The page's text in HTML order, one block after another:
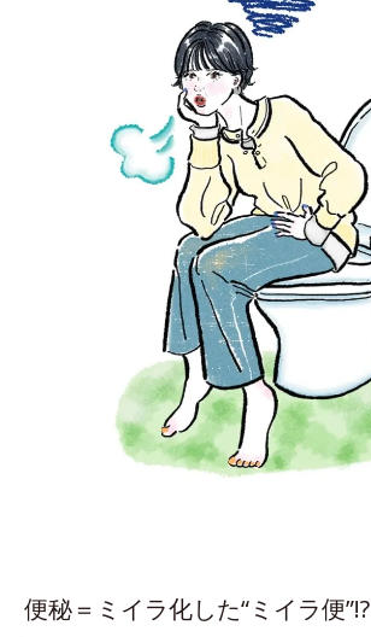
便秘＝ミイラ化した“ミイラ便”!?